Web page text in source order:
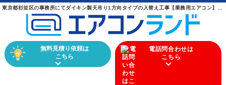
無料見積り依頼は
こちら
電話問合わせは
こちら